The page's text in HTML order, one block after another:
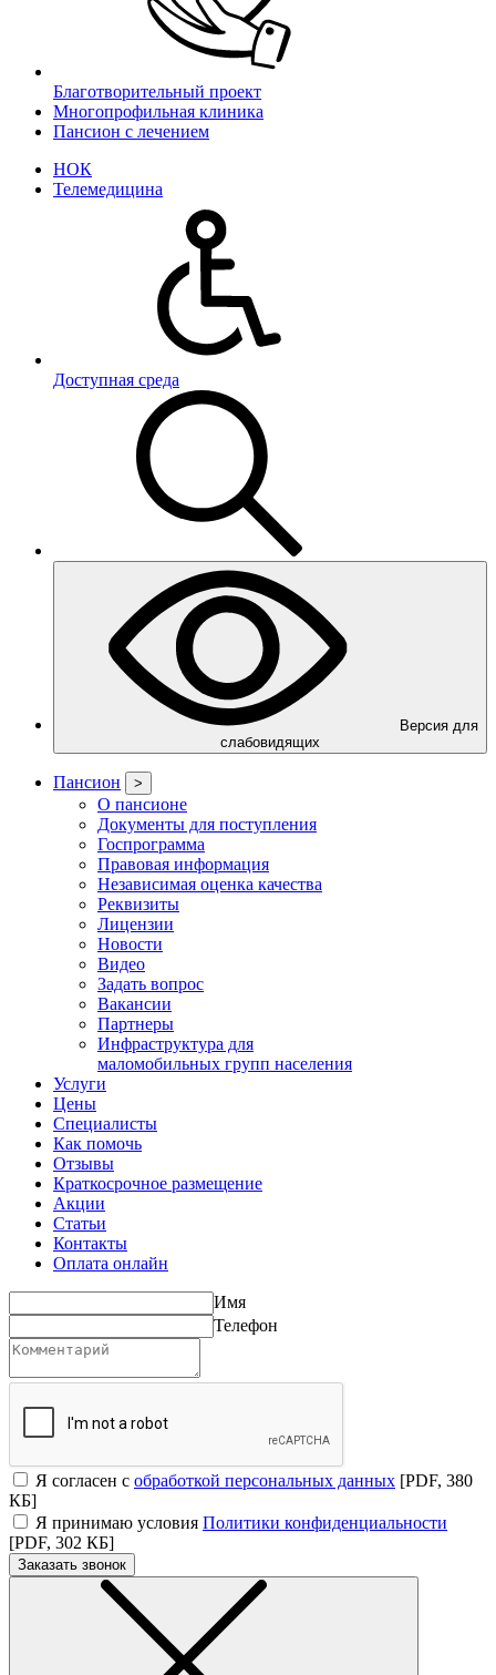
Благотворительный проект
Многопрофильная клиника
Пансион с лечением
НОК
Телемедицина
Доступная среда
Версия для
слабовидящих
Пансион >
О пансионе
Документы для поступления
Госпрограмма
Правовая информация
Независимая оценка качества
Реквизиты
Лицензии
Новости
Видео
Задать вопрос
Вакансии
Партнеры
Инфраструктура для
маломобильных групп населения
Услуги
Цены
Специалисты
Как помочь
Отзывы
Краткосрочное размещение
Акции
Статьи
Контакты
Оплата онлайн
Имя
Телефон
Я согласен с обработкой персональных данных [PDF, 380
КБ]
Я принимаю условия Политики конфиденциальности
[PDF, 302 КБ]
Заказать звонок